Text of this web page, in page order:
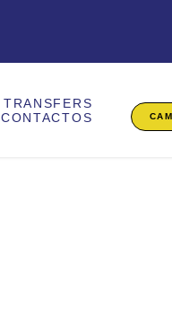
TRANSFERS
CONTACTOS